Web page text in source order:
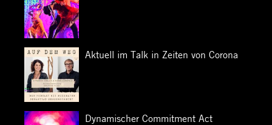
Aktuell im Talk in Zeiten von Corona
Dynamischer Commitment Act